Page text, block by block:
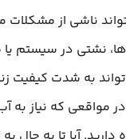
ناشی از مشکلات
نشتی در سیستم
به شدت کیفیت
مواقعی که نیاز به